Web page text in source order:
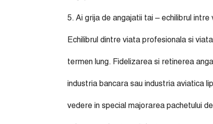
5. Ai grija de angajatii tai – echilibrul
Echilibrul dintre viata profesionala si
termen lung. Fidelizarea si retinerea
industria bancara sau industria aviatica
vedere in special majorarea pachetului